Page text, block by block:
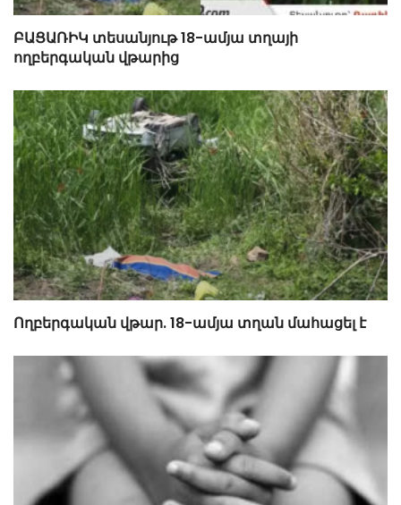
ԲԱՑԱՌԻԿ տեսանյութ 18-ամյա տղայի
ողբերգական վթարից
Ողբերգական վթար. 18-ամյա տղան մահացել է